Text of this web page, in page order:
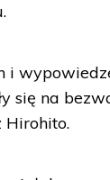
się na